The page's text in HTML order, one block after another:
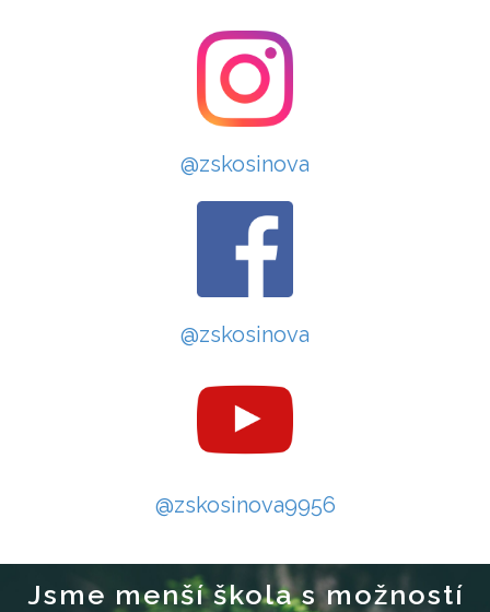
@zskosinova
@zskosinova
@zskosinova9956
Jsme menší škola s možností